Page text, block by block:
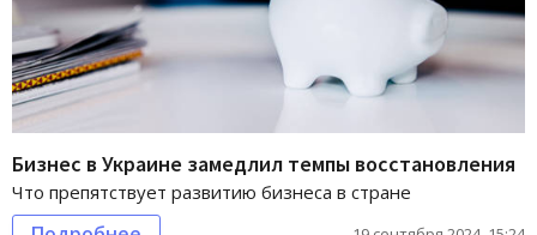
Бизнес в Украине замедлил темпы восстановления
Что препятствует развитию бизнеса в стране